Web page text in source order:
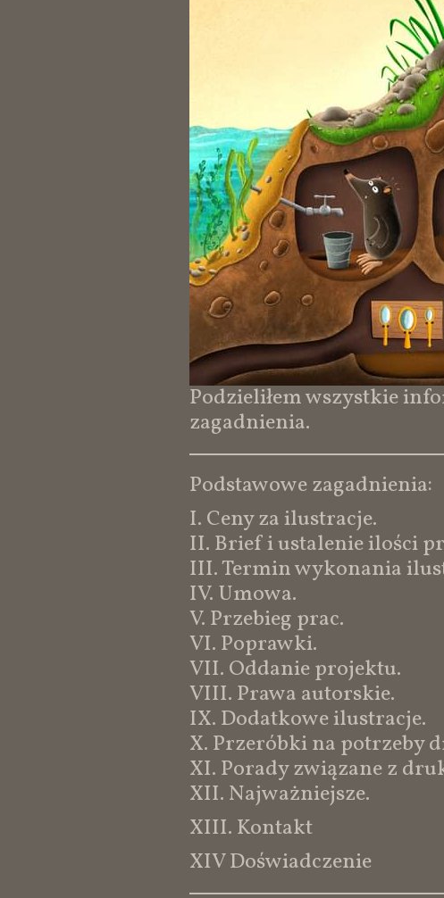
Podzieliłem wszystkie
zagadnienia.
Podstawowe zagadnienia:
I. Ceny za ilustracje.
II. Brief i ustalenie ilości
III. Termin wykonania
IV. Umowa.
V. Przebieg prac.
VI. Poprawki.
VII. Oddanie projektu.
VIII. Prawa autorskie.
IX. Dodatkowe ilustracje.
X. Przeróbki na potrzeby
XI. Porady związane z
XII. Najważniejsze.
XIII. Kontakt
XIV Doświadczenie